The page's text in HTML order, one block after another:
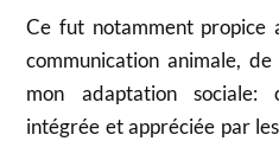
Ce fut notamment propice
communication animale,
mon adaptation sociale:
intégrée et appréciée par